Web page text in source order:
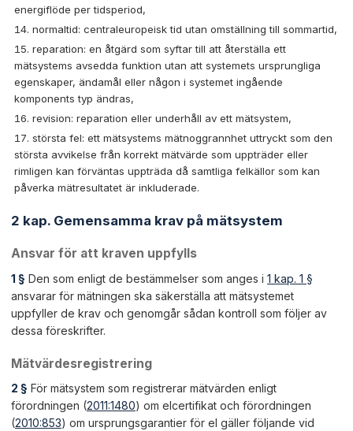
energiflöde per tidsperiod,
normaltid: centraleuropeisk tid utan omställning till sommartid,
reparation: en åtgärd som syftar till att återställa ett
mätsystems avsedda funktion utan att systemets ursprungliga
egenskaper, ändamål eller någon i systemet ingående
komponents typ ändras,
revision: reparation eller underhåll av ett mätsystem,
största fel: ett mätsystems mätnoggrannhet uttryckt som den
största avvikelse från korrekt mätvärde som uppträder eller
rimligen kan förväntas uppträda då samtliga felkällor som kan
påverka mätresultatet är inkluderade.
2 kap. Gemensamma krav på mätsystem
Ansvar för att kraven uppfylls
1 § Den som enligt de bestämmelser som anges i 1 kap. 1 §
ansvarar för mätningen ska säkerställa att mätsystemet
uppfyller de krav och genomgår sådan kontroll som följer av
dessa föreskrifter.
Mätvärdesregistrering
2 § För mätsystem som registrerar mätvärden enligt
förordningen (2011:1480) om elcertifikat och förordningen
(2010:853) om ursprungsgarantier för el gäller följande vid